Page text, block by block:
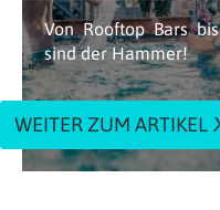
Von Rooftop Bars
sind der Hammer!
WEITER ZUM ARTIKEL